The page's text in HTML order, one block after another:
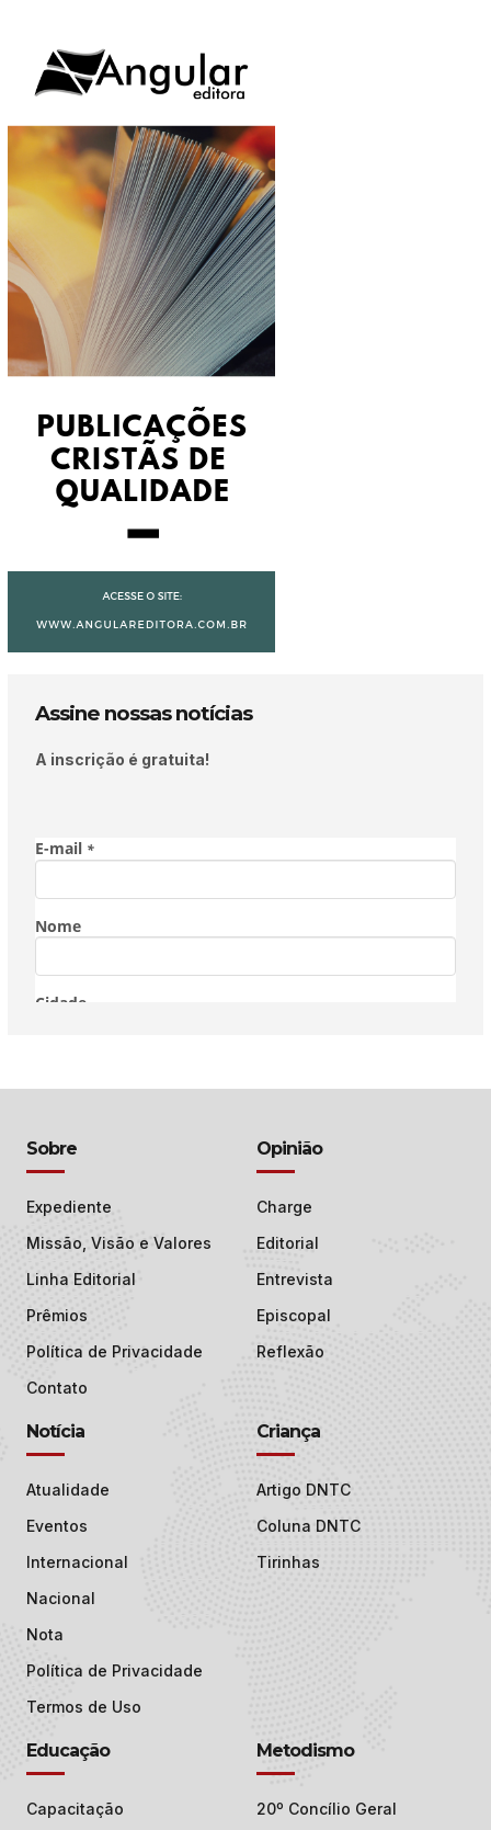
Assine nossas notícias
A inscrição é gratuita!
Sobre
Expediente
Missão, Visão e Valores
Linha Editorial
Prêmios
Política de Privacidade
Contato
Opinião
Charge
Editorial
Entrevista
Episcopal
Reflexão
Notícia
Atualidade
Eventos
Internacional
Nacional
Nota
Política de Privacidade
Termos de Uso
Criança
Artigo DNTC
Coluna DNTC
Tirinhas
Educação
Capacitação
Metodismo
20º Concílio Geral